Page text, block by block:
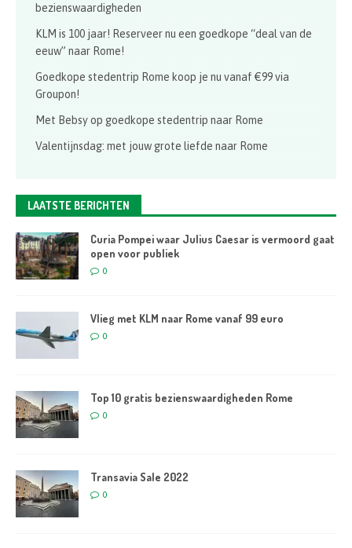
bezienswaardigheden
KLM is 100 jaar! Reserveer nu een goedkope “deal van de
eeuw” naar Rome!
Goedkope stedentrip Rome koop je nu vanaf €99 via
Groupon!
Met Bebsy op goedkope stedentrip naar Rome
Valentijnsdag: met jouw grote liefde naar Rome
LAATSTE BERICHTEN
Curia Pompei waar Julius Caesar is vermoord gaat
open voor publiek
0
Vlieg met KLM naar Rome vanaf 99 euro
0
Top 10 gratis bezienswaardigheden Rome
0
Transavia Sale 2022
0